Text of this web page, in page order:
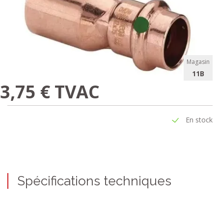
Magasin
11B
3,75 € TVAC
En stock
Spécifications techniques